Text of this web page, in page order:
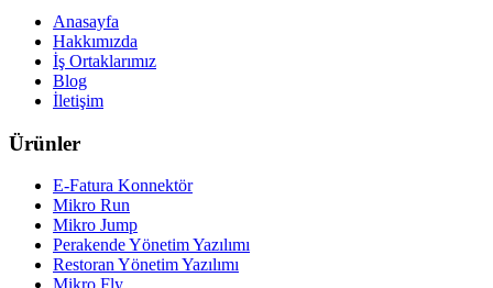
Anasayfa
Hakkımızda
İş Ortaklarımız
Blog
İletişim
Ürünler
E-Fatura Konnektör
Mikro Run
Mikro Jump
Perakende Yönetim Yazılımı
Restoran Yönetim Yazılımı